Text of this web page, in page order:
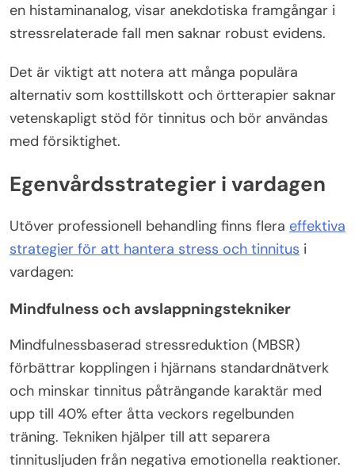
en histaminanalog, visar anekdotiska framgångar i
stressrelaterade fall men saknar robust evidens.
Det är viktigt att notera att många populära
alternativ som kosttillskott och örtterapier saknar
vetenskapligt stöd för tinnitus och bör användas
med försiktighet.
Egenvårdsstrategier i vardagen
Utöver professionell behandling finns flera effektiva
strategier för att hantera stress och tinnitus i
vardagen:
Mindfulness och avslappningstekniker
Mindfulnessbaserad stressreduktion (MBSR)
förbättrar kopplingen i hjärnans standardnätverk
och minskar tinnitus påträngande karaktär med
upp till 40% efter åtta veckors regelbunden
träning. Tekniken hjälper till att separera
tinnitusljuden från negativa emotionella reaktioner.